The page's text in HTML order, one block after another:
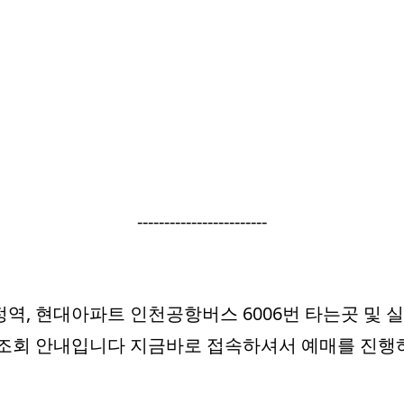
------------------------
역, 현대아파트 인천공항버스 6006번 타는곳 및
회 안내입니다 지금바로 접속하셔서 예매를 진행